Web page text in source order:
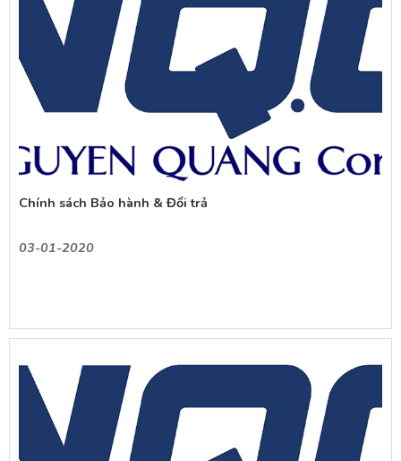
Chính sách Bảo hành & Đổi trả
03-01-2020